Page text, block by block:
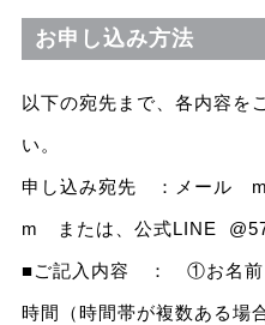
お申し込み方法
以下の宛先まで、各内容を
い。
申し込み宛先 ：メール
m または、公式LINE
■ご記入内容 ： ①お名
時間（時間帯が複数ある場